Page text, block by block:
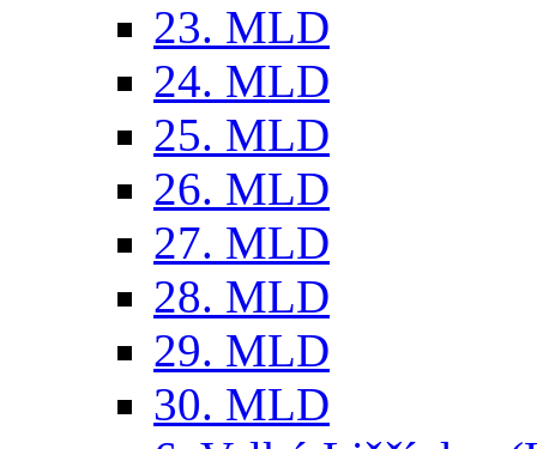
23. MLD
24. MLD
25. MLD
26. MLD
27. MLD
28. MLD
29. MLD
30. MLD